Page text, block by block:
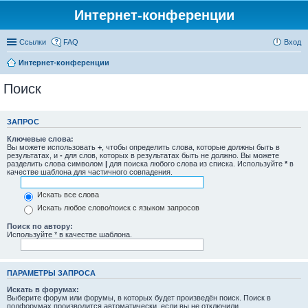
Интернет-конференции
Ссылки FAQ Вход
Интернет-конференции
Поиск
ЗАПРОС
Ключевые слова:
Вы можете использовать + , чтобы определить слова, которые должны быть в
результатах, и - для слов, которых в результатах быть не должно. Вы можете
разделить слова символом | для поиска любого слова из списка. Используйте * в
качестве шаблона для частичного совпадения.
Искать все слова
Искать любое слово/поиск с языком запросов
Поиск по автору:
Используйте * в качестве шаблона.
ПАРАМЕТРЫ ЗАПРОСА
Искать в форумах:
Выберите форум или форумы, в которых будет произведён поиск. Поиск в
подфорумах производится автоматически, если вы не отключили